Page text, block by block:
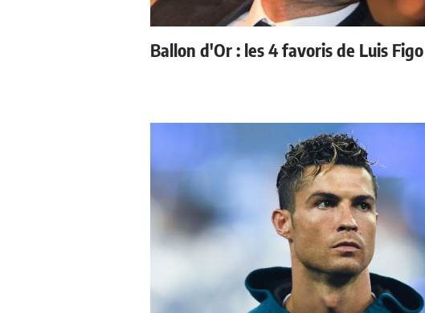
Ballon d'Or : les 4 favoris de Luis Figo